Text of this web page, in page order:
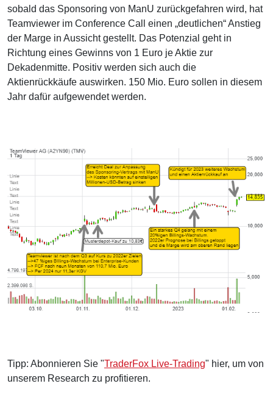
sobald das Sponsoring von ManU zurückgefahren wird, hat
Teamviewer im Conference Call einen „deutlichen“ Anstieg
der Marge in Aussicht gestellt. Das Potenzial geht in
Richtung eines Gewinns von 1 Euro je Aktie zur
Dekadenmitte. Positiv werden sich auch die
Aktienrückkäufe auswirken. 150 Mio. Euro sollen in diesem
Jahr dafür aufgewendet werden.
Tipp: Abonnieren Sie "TraderFox Live-Trading" hier, um von
unserem Research zu profitieren.